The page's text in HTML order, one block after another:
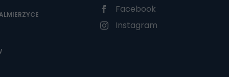
Facebook
Instagram